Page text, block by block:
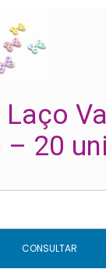
– 20
CONSULTAR